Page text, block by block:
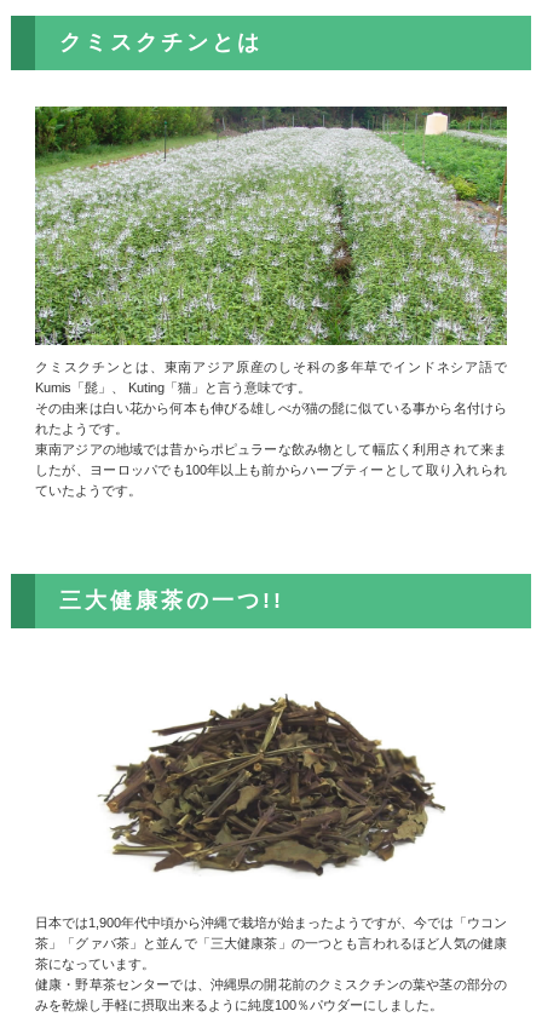
クミスクチンとは
クミスクチンとは、東南アジア原産のしそ科の多年草でインドネシア語で
Kumis「髭」、 Kuting「猫」と言う意味です。
その由来は白い花から何本も伸びる雄しべが猫の髭に似ている事から名付けら
れたようです。
東南アジアの地域では昔からポピュラーな飲み物として幅広く利用されて来ま
したが、ヨーロッパでも100年以上も前からハーブティーとして取り入れられ
ていたようです。
三大健康茶の一つ!!
日本では1,900年代中頃から沖縄で栽培が始まったようですが、今では「ウコン
茶」「グァバ茶」と並んで「三大健康茶」の一つとも言われるほど人気の健康
茶になっています。
健康・野草茶センターでは、沖縄県の開花前のクミスクチンの葉や茎の部分の
みを乾燥し手軽に摂取出来るように純度100％パウダーにしました。